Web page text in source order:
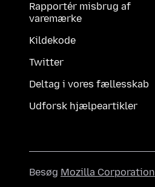
Rapportér misbrug af
varemærke
Kildekode
Twitter
Deltag i vores fællesskab
Udforsk hjælpeartikler
Besøg Mozilla Corporation